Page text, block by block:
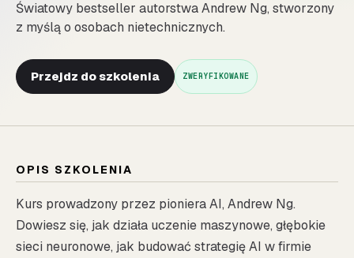
Światowy bestseller autorstwa Andrew Ng, stworzony
z myślą o osobach nietechnicznych.
Przejdz do szkolenia ZWERYFIKOWANE
OPIS SZKOLENIA
Kurs prowadzony przez pioniera AI, Andrew Ng.
Dowiesz się, jak działa uczenie maszynowe, głębokie
sieci neuronowe, jak budować strategię AI w firmie